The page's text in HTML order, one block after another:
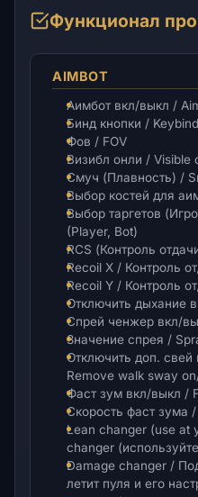
Функционал
AIMBOT
Аимбот вкл/выкл /
Бинд кнопки / Keybind
Фов / FOV
Визибл онли / Visible
Смуч (Плавность) /
Выбор костей для
Выбор таргетов
(Player, Bot)
RCS (Контроль
Recoil X / Контроль
Recoil Y / Контроль
Отключить дыхание
Спрей ченжер вкл/
Значение спрея /
Отключить доп.
Remove walk sway
Фаст зум вкл/выкл /
Скорость фаст зума
Lean changer (use at
changer
Damage changer /
летит пуля и его